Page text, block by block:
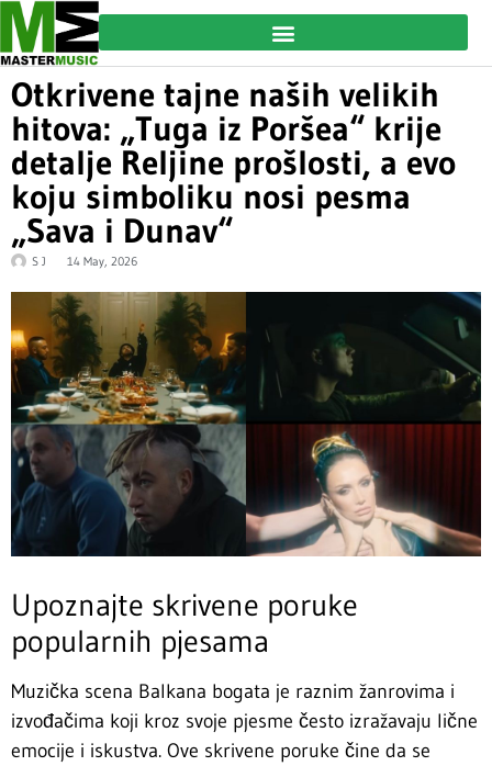
Otkrivene tajne naših velikih
hitova: „Tuga iz Poršea“ krije
detalje Reljine prošlosti, a evo
koju simboliku nosi pesma
„Sava i Dunav“
S J 14 May, 2026
Upoznajte skrivene poruke
popularnih pjesama
Muzička scena Balkana bogata je raznim žanrovima i
izvođačima koji kroz svoje pjesme često izražavaju lične
emocije i iskustva. Ove skrivene poruke čine da se